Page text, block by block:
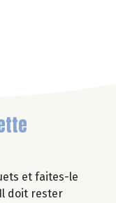
et faites-le
doit rester